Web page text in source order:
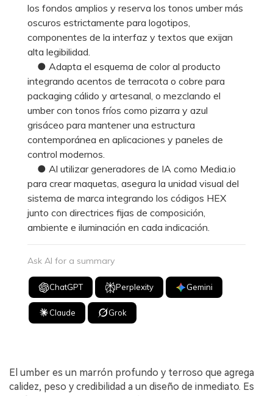
los fondos amplios y reserva los tonos umber más
oscuros estrictamente para logotipos,
componentes de la interfaz y textos que exijan
alta legibilidad.
● Adapta el esquema de color al producto
integrando acentos de terracota o cobre para
packaging cálido y artesanal, o mezclando el
umber con tonos fríos como pizarra y azul
grisáceo para mantener una estructura
contemporánea en aplicaciones y paneles de
control modernos.
● Al utilizar generadores de IA como Media.io
para crear maquetas, asegura la unidad visual del
sistema de marca integrando los códigos HEX
junto con directrices fijas de composición,
ambiente e iluminación en cada indicación.
Ask AI for a summary
ChatGPT Perplexity Gemini
Claude Grok
El umber es un marrón profundo y terroso que agrega
calidez, peso y credibilidad a un diseño de inmediato. Es